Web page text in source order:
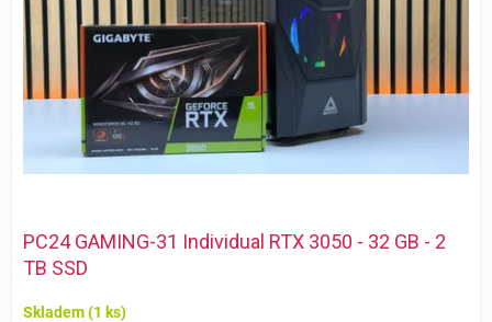
PC24 GAMING-31 Individual RTX 3050 - 32 GB - 2
TB SSD
Skladem(1 ks)